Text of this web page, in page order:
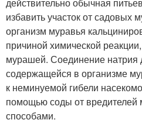
избавить участок от садовых
организм муравья
причиной химической
мурашей. Соединение натрия
содержащейся в организме
к неминуемой гибели
помощью соды от
способами.